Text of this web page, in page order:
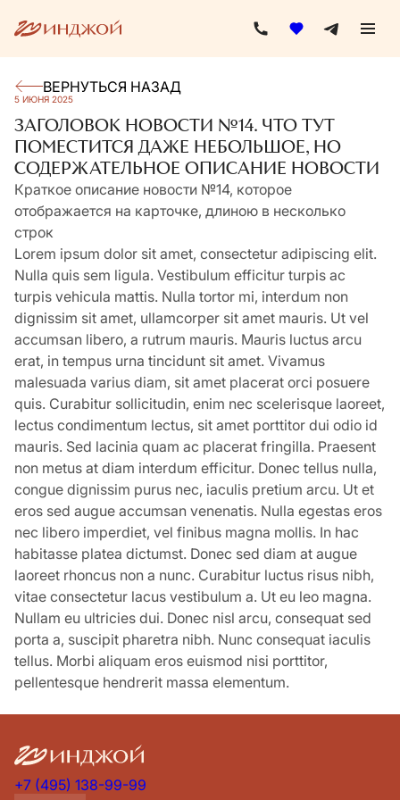
ВЕРНУТЬСЯ НАЗАД
5 ИЮНЯ 2025
ЗАГОЛОВОК НОВОСТИ №14. ЧТО ТУТ
ПОМЕСТИТСЯ ДАЖЕ НЕБОЛЬШОЕ, НО
СОДЕРЖАТЕЛЬНОЕ ОПИСАНИЕ НОВОСТИ
Краткое описание новости №14, которое
отображается на карточке, длиною в несколько
строк
Lorem ipsum dolor sit amet, consectetur adipiscing elit.
Nulla quis sem ligula. Vestibulum efficitur turpis ac
turpis vehicula mattis. Nulla tortor mi, interdum non
dignissim sit amet, ullamcorper sit amet mauris. Ut vel
accumsan libero, a rutrum mauris. Mauris luctus arcu
erat, in tempus urna tincidunt sit amet. Vivamus
malesuada varius diam, sit amet placerat orci posuere
quis. Curabitur sollicitudin, enim nec scelerisque laoreet,
lectus condimentum lectus, sit amet porttitor dui odio id
mauris. Sed lacinia quam ac placerat fringilla. Praesent
non metus at diam interdum efficitur. Donec tellus nulla,
congue dignissim purus nec, iaculis pretium arcu. Ut et
eros sed augue accumsan venenatis. Nulla egestas eros
nec libero imperdiet, vel finibus magna mollis. In hac
habitasse platea dictumst. Donec sed diam at augue
laoreet rhoncus non a nunc. Curabitur luctus risus nibh,
vitae consectetur lacus vestibulum a. Ut eu leo magna.
Nullam eu ultricies dui. Donec nisl arcu, consequat sed
porta a, suscipit pharetra nibh. Nunc consequat iaculis
tellus. Morbi aliquam eros euismod nisi porttitor,
pellentesque hendrerit massa elementum.
+7 (495) 138-99-99